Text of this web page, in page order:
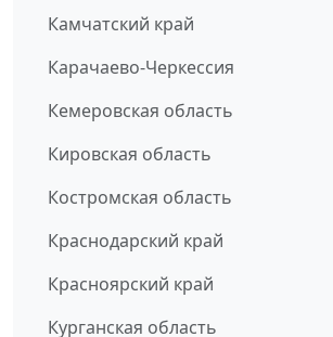
Камчатский край
Карачаево-Черкессия
Кемеровская область
Кировская область
Костромская область
Краснодарский край
Красноярский край
Курганская область